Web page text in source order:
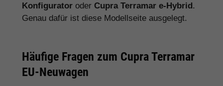
Konfigurator oder Cupra Terramar e-Hybrid.
Genau dafür ist diese Modellseite ausgelegt.
Häufige Fragen zum Cupra Terramar
EU-Neuwagen